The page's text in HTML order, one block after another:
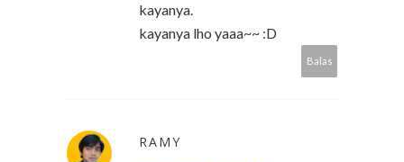
kayanya.
kayanya lho yaaa~~ :D
Balas
RAMY